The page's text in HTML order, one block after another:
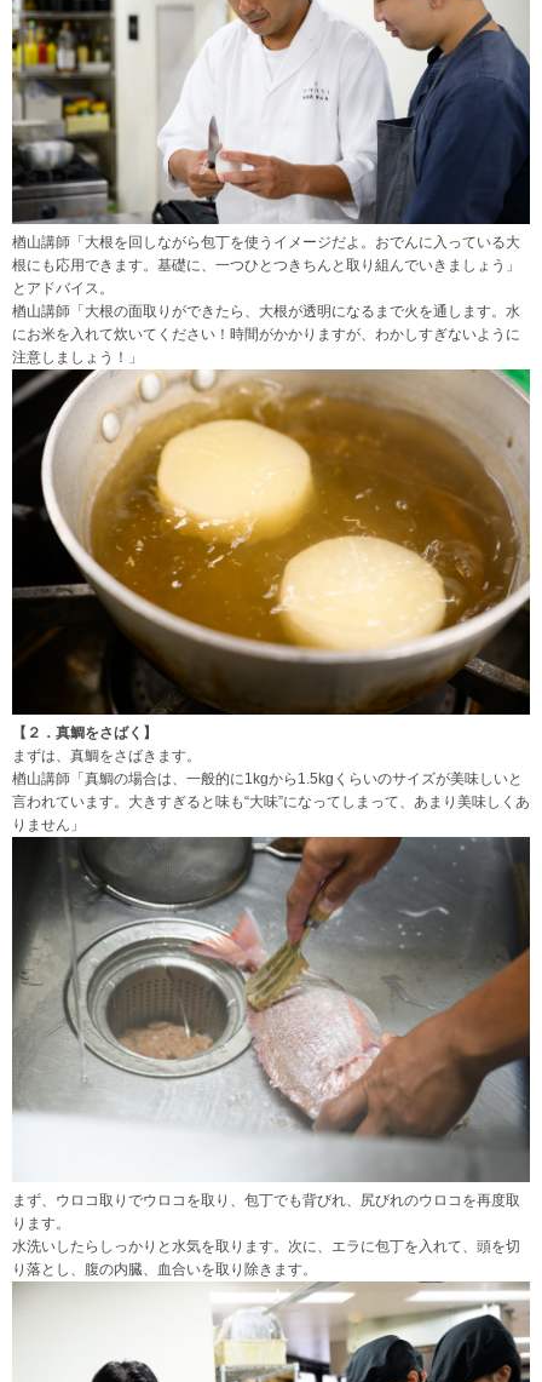
楢山講師「大根を回しながら包丁を使うイメージだよ。おでんに入っている大
根にも応用できます。基礎に、一つひとつきちんと取り組んでいきましょう」
とアドバイス。
楢山講師「大根の面取りができたら、大根が透明になるまで火を通します。水
にお米を入れて炊いてください！時間がかかりますが、わかしすぎないように
注意しましょう！」
【２．真鯛をさばく】
まずは、真鯛をさばきます。
楢山講師「真鯛の場合は、一般的に1kgから1.5kgくらいのサイズが美味しいと
言われています。大きすぎると味も“大味”になってしまって、あまり美味しくあ
りません」
まず、ウロコ取りでウロコを取り、包丁でも背びれ、尻びれのウロコを再度取
ります。
水洗いしたらしっかりと水気を取ります。次に、エラに包丁を入れて、頭を切
り落とし、腹の内臓、血合いを取り除きます。